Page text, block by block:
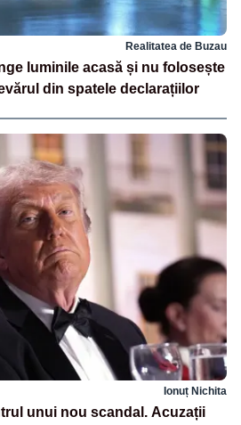
Realitatea de Buzau
luminile acasă și nu folosește
din spatele declarațiilor
Ionuț Nichita
unui nou scandal. Acuzații